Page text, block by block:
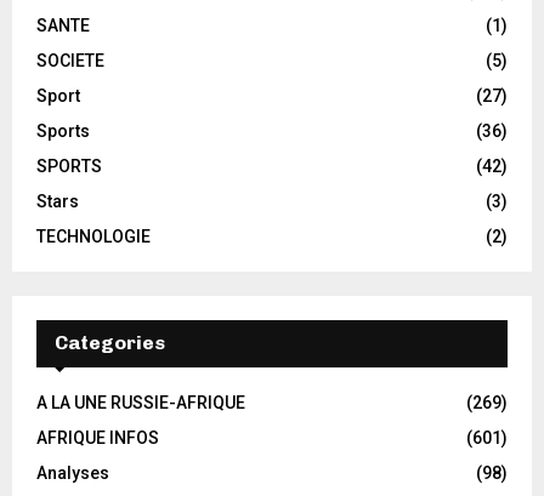
SANTE
(1)
SOCIETE
(5)
Sport
(27)
Sports
(36)
SPORTS
(42)
Stars
(3)
TECHNOLOGIE
(2)
Categories
A LA UNE RUSSIE-AFRIQUE
(269)
AFRIQUE INFOS
(601)
Analyses
(98)